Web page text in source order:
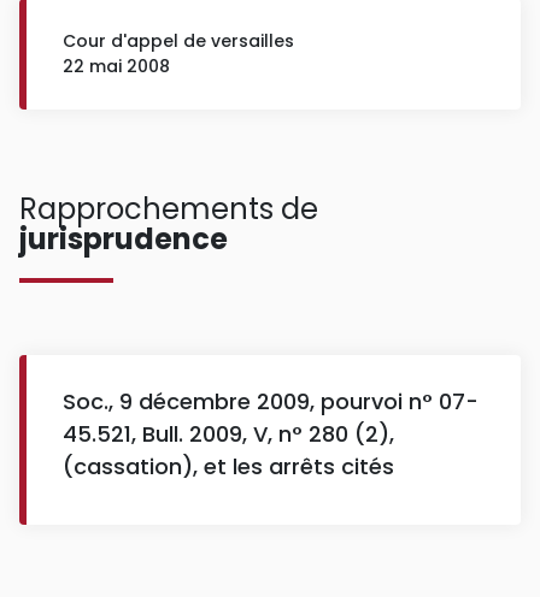
Cour d'appel de versailles
22 mai 2008
Rapprochements de
jurisprudence
Soc., 9 décembre 2009, pourvoi n° 07-
45.521, Bull. 2009, V, n° 280 (2),
(cassation), et les arrêts cités